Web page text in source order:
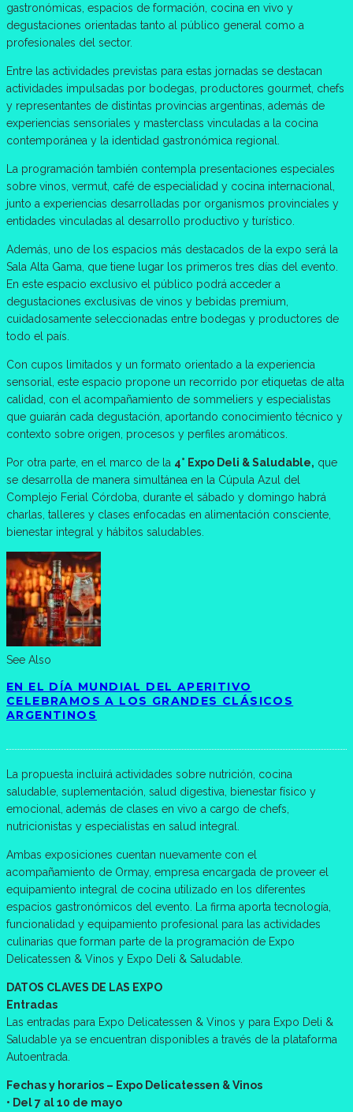
gastronómicas, espacios de formación, cocina en vivo y
degustaciones orientadas tanto al público general como a
profesionales del sector.
Entre las actividades previstas para estas jornadas se destacan
actividades impulsadas por bodegas, productores gourmet, chefs
y representantes de distintas provincias argentinas, además de
experiencias sensoriales y masterclass vinculadas a la cocina
contemporánea y la identidad gastronómica regional.
La programación también contempla presentaciones especiales
sobre vinos, vermut, café de especialidad y cocina internacional,
junto a experiencias desarrolladas por organismos provinciales y
entidades vinculadas al desarrollo productivo y turístico.
Además, uno de los espacios más destacados de la expo será la
Sala Alta Gama, que tiene lugar los primeros tres días del evento.
En este espacio exclusivo el público podrá acceder a
degustaciones exclusivas de vinos y bebidas premium,
cuidadosamente seleccionadas entre bodegas y productores de
todo el país.
Con cupos limitados y un formato orientado a la experiencia
sensorial, este espacio propone un recorrido por etiquetas de alta
calidad, con el acompañamiento de sommeliers y especialistas
que guiarán cada degustación, aportando conocimiento técnico y
contexto sobre origen, procesos y perfiles aromáticos.
Por otra parte, en el marco de la 4° Expo Deli & Saludable, que
se desarrolla de manera simultánea en la Cúpula Azul del
Complejo Ferial Córdoba, durante el sábado y domingo habrá
charlas, talleres y clases enfocadas en alimentación consciente,
bienestar integral y hábitos saludables.
See Also
EN EL DÍA MUNDIAL DEL APERITIVO
CELEBRAMOS A LOS GRANDES CLÁSICOS
ARGENTINOS
La propuesta incluirá actividades sobre nutrición, cocina
saludable, suplementación, salud digestiva, bienestar físico y
emocional, además de clases en vivo a cargo de chefs,
nutricionistas y especialistas en salud integral.
Ambas exposiciones cuentan nuevamente con el
acompañamiento de Ormay, empresa encargada de proveer el
equipamiento integral de cocina utilizado en los diferentes
espacios gastronómicos del evento. La firma aporta tecnología,
funcionalidad y equipamiento profesional para las actividades
culinarias que forman parte de la programación de Expo
Delicatessen & Vinos y Expo Deli & Saludable.
DATOS CLAVES DE LAS EXPO
Entradas
Las entradas para Expo Delicatessen & Vinos y para Expo Deli &
Saludable ya se encuentran disponibles a través de la plataforma
Autoentrada.
Fechas y horarios – Expo Delicatessen & Vinos
• Del 7 al 10 de mayo